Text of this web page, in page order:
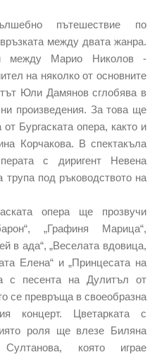
пътешествие по
между двата жанра.
между Марио Николов -
на няколко от основните
Юли Дамянов сглобява в
произведения. За това ще
Бургаската опера, както и
Корчакова. В спектакъла
с диригент Невена
трупа под ръководството на
опера ще прозвучи
„Графиня Марица“,
в ада“, „Веселата вдовица,
Елена“ и „Принцесата на
с песента на Дулитъл от
се превръща в своеобразна
концерт. Цветарката с
роля ще влезе Биляна
която играе